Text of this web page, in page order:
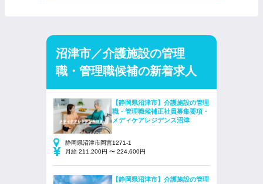
沼津市／介護施設の管理
職・管理職候補の新着求人
【静岡県沼津市】介護施設の管理
職・管理職候補正社員募集要項・
メディケアレジデンス沼津
静岡県沼津市岡宮1271-1
月給 211,200円 〜 224,600円
【静岡県沼津市】介護施設の管理